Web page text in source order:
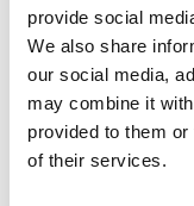
provide social
We also share
our social media,
may combine it
provided to them
of their services.
Da der Kauf
auch die Frage
wir unseren
sowie individuell